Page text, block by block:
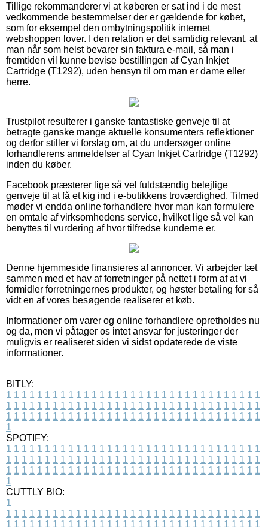
Tillige rekommanderer vi at køberen er sat ind i de mest
vedkommende bestemmelser der er gældende for købet,
som for eksempel den ombytningspolitik internet
webshoppen lover. I den relation er det samtidig relevant, at
man når som helst bevarer sin faktura e-mail, så man i
fremtiden vil kunne bevise bestillingen af Cyan Inkjet
Cartridge (T1292), uden hensyn til om man er dame eller
herre.
Trustpilot resulterer i ganske fantastiske genveje til at
betragte ganske mange aktuelle konsumenters reflektioner
og derfor stiller vi forslag om, at du undersøger online
forhandlerens anmeldelser af Cyan Inkjet Cartridge (T1292)
inden du køber.
Facebook præsterer lige så vel fuldstændig belejlige
genveje til at få et kig ind i e-butikkens troværdighed. Tilmed
møder vi endda online forhandlere hvor man kan formulere
en omtale af virksomhedens service, hvilket lige så vel kan
benyttes til vurdering af hvor tilfredse kunderne er.
Denne hjemmeside finansieres af annoncer. Vi arbejder tæt
sammen med et hav af forretninger på nettet i form af at vi
formidler forretningernes produkter, og høster betaling for så
vidt en af vores besøgende realiserer et køb.
Informationer om varer og online forhandlere opretholdes nu
og da, men vi påtager os intet ansvar for justeringer der
muligvis er realiseret siden vi sidst opdaterede de viste
informationer.
BITLY:
1 1 1 1 1 1 1 1 1 1 1 1 1 1 1 1 1 1 1 1 1 1 1 1 1 1 1 1 1 1 1 1 1
1 1 1 1 1 1 1 1 1 1 1 1 1 1 1 1 1 1 1 1 1 1 1 1 1 1 1 1 1 1 1 1 1
1 1 1 1 1 1 1 1 1 1 1 1 1 1 1 1 1 1 1 1 1 1 1 1 1 1 1 1 1 1 1 1 1
1
SPOTIFY:
1 1 1 1 1 1 1 1 1 1 1 1 1 1 1 1 1 1 1 1 1 1 1 1 1 1 1 1 1 1 1 1 1
1 1 1 1 1 1 1 1 1 1 1 1 1 1 1 1 1 1 1 1 1 1 1 1 1 1 1 1 1 1 1 1 1
1 1 1 1 1 1 1 1 1 1 1 1 1 1 1 1 1 1 1 1 1 1 1 1 1 1 1 1 1 1 1 1 1
1
CUTTLY BIO:
1
1 1 1 1 1 1 1 1 1 1 1 1 1 1 1 1 1 1 1 1 1 1 1 1 1 1 1 1 1 1 1 1 1
1 1 1 1 1 1 1 1 1 1 1 1 1 1 1 1 1 1 1 1 1 1 1 1 1 1 1 1 1 1 1 1 1